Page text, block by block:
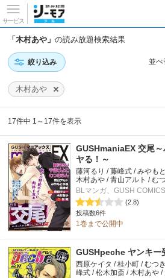
サービス
「木村あや」の読み放題検索結果
絞り込み 並べ
木村あや
17件中 1～17件を表示
GUSHmaniaEX 交尾
ヤる！～
藤河るり / 藤峰式 / みやも
木村あや / 青山アルト / む
BLマンガ、GUSH COMICS
(2.8)
投稿数6件
1巻まで公開中
GUSHpeche ヤンキー
西原ケイタ / 桂小町 / むつ
峰式 / 松木加斎 / 木村あや /